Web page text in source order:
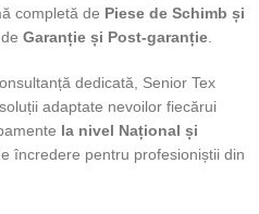
completă de Piese de Schimb și
Garanție și Post-garanție.
dedicată, Senior Tex
adaptate nevoilor fiecărui
la nivel Național și
încredere pentru profesioniștii din